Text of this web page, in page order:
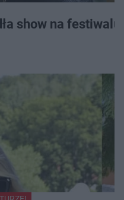
show na